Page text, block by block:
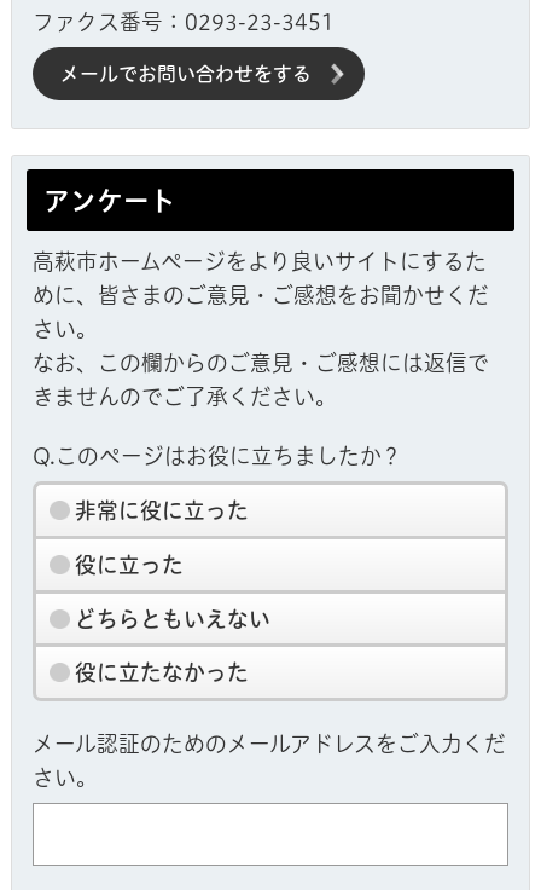
ファクス番号：0293-23-3451
メールでお問い合わせをする
アンケート
高萩市ホームページをより良いサイトにするた
めに、皆さまのご意見・ご感想をお聞かせくだ
さい。
なお、この欄からのご意見・ご感想には返信で
きませんのでご了承ください。
Q.このページはお役に立ちましたか？
非常に役に立った
役に立った
どちらともいえない
役に立たなかった
メール認証のためのメールアドレスをご入力くだ
さい。